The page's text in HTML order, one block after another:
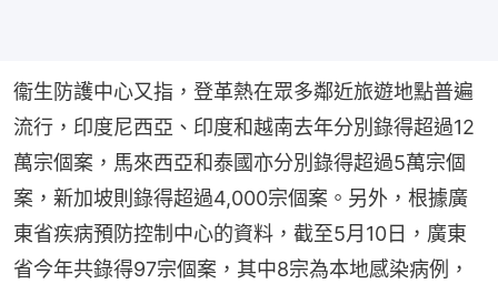
衞生防護中心又指，登革熱在眾多鄰近旅遊地點普遍
流行，印度尼西亞、印度和越南去年分別錄得超過12
萬宗個案，馬來西亞和泰國亦分別錄得超過5萬宗個
案，新加坡則錄得超過4,000宗個案。另外，根據廣
東省疾病預防控制中心的資料，截至5月10日，廣東
省今年共錄得97宗個案，其中8宗為本地感染病例，